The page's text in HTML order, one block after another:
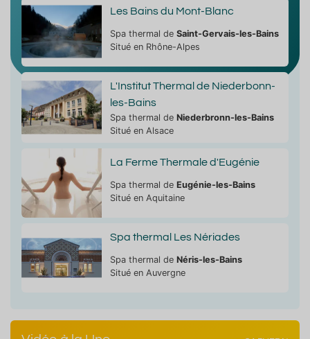
Les Bains du Mont-Blanc
Spa thermal de Saint-Gervais-les-Bains
Situé en Rhône-Alpes
L'Institut Thermal de Niederbonn-
les-Bains
Spa thermal de Niederbronn-les-Bains
Situé en Alsace
La Ferme Thermale d'Eugénie
Spa thermal de Eugénie-les-Bains
Situé en Aquitaine
Spa thermal Les Nériades
Spa thermal de Néris-les-Bains
Situé en Auvergne